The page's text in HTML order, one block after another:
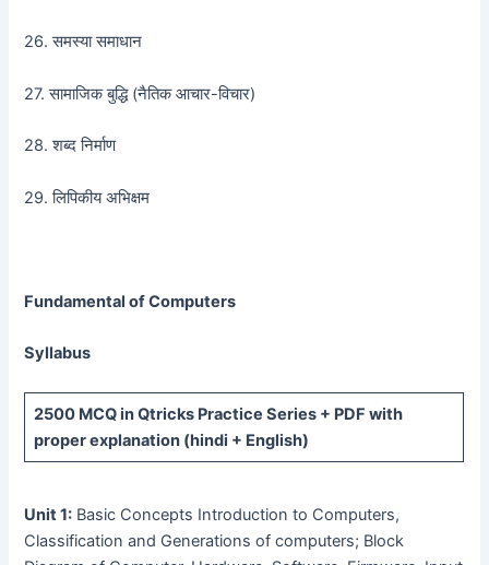
26. समस्या समाधान
27. सामाजिक बुद्धि (नैतिक आचार-विचार)
28. शब्द निर्माण
29. लिपिकीय अभिक्षम
Fundamental of Computers
Syllabus
2500 MCQin Qtricks Practice Series + PDF with
proper explanation (hindi + English)
Unit 1: Basic Concepts Introduction to Computers,
Classification and Generations of computers; Block